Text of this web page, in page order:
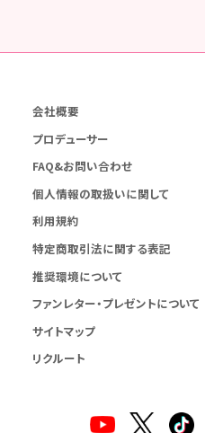
会社概要
プロデューサー
FAQ&お問い合わせ
個人情報の取扱いに関して
利用規約
特定商取引法に関する表記
推奨環境について
ファンレター・プレゼントについて
サイトマップ
リクルート